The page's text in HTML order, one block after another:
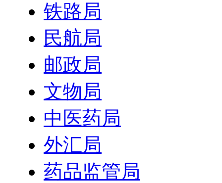
铁路局
民航局
邮政局
文物局
中医药局
外汇局
药品监管局